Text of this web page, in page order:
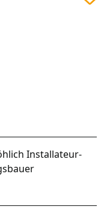
Installateur-